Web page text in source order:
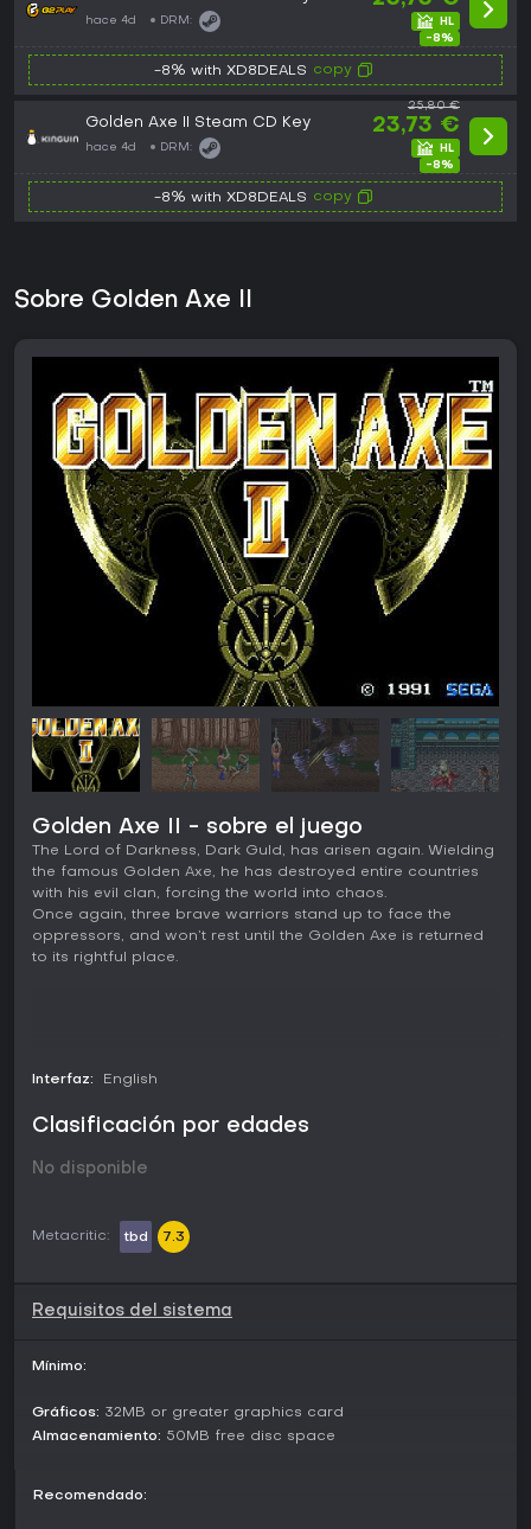
hace 4d DRM:
-8%
-8% with XD8DEALS copy
Golden Axe II Steam CD Key
hace 4d DRM:
25,80 €
23,73 €
-8%
-8% with XD8DEALS copy
Sobre Golden Axe II
Golden Axe II - sobre el juego
The Lord of Darkness, Dark Guld, has arisen again. Wielding
the famous Golden Axe, he has destroyed entire countries
with his evil clan, forcing the world into chaos.
Once again, three brave warriors stand up to face the
oppressors, and won’t rest until the Golden Axe is returned
to its rightful place.
Interfaz: English
Clasificación por edades
No disponible
Metacritic: tbd 7.3
Requisitos del sistema
Mínimo:
Gráficos: 32MB or greater graphics card
Almacenamiento: 50MB free disc space
Recomendado: